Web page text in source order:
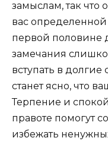
замыслам, так что
вас
первой половине
замечания
вступать в
станет ясно, что
Терпение и
правоте помогут
избежать